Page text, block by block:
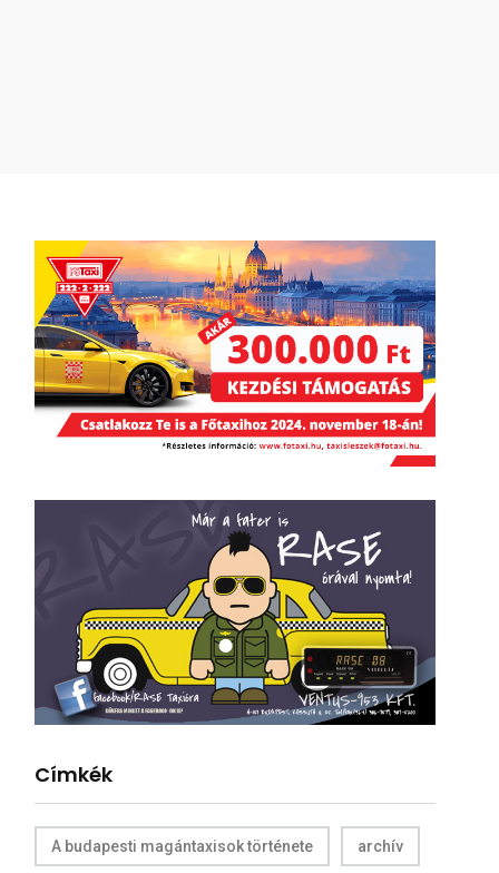
Címkék
A budapesti magántaxisok története archív